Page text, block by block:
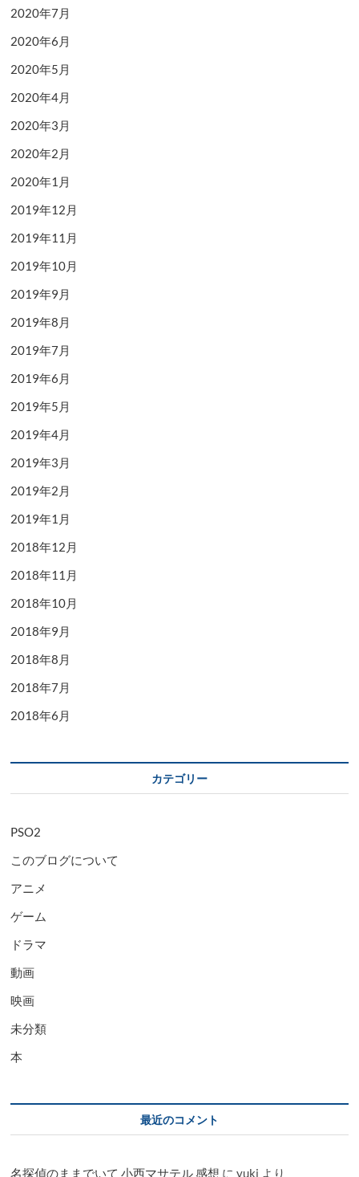
2020年7月
2020年6月
2020年5月
2020年4月
2020年3月
2020年2月
2020年1月
2019年12月
2019年11月
2019年10月
2019年9月
2019年8月
2019年7月
2019年6月
2019年5月
2019年4月
2019年3月
2019年2月
2019年1月
2018年12月
2018年11月
2018年10月
2018年9月
2018年8月
2018年7月
2018年6月
カテゴリー
PSO2
このブログについて
アニメ
ゲーム
ドラマ
動画
映画
未分類
本
最近のコメント
名探偵のままでいて 小西マサテル 感想 にyuki より